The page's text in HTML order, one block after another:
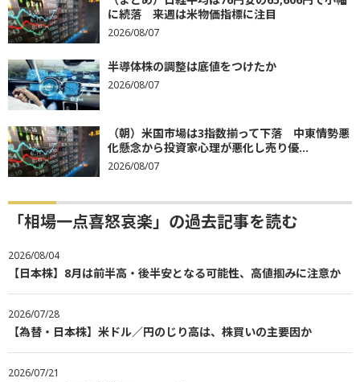
に続落 来週は米物価指標に注目
2026/08/07
半導体株の調整は底値をつけたか
2026/08/07
（朝）米国市場は3指数揃って下落 中東情勢悪
化懸念から投資家心理が悪化し売り優...
2026/08/07
「相場一点喜怒哀楽」の過去記事を読む
2026/08/04
【日本株】8月は前半高・後半安となる可能性、高値掴みに注意か
2026/07/28
【為替・日本株】米ドル／円のじり高は、株買いの主要因か
2026/07/21